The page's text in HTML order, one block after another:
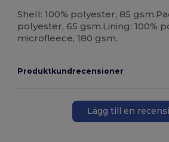
Shell: 100% polyester, 85
polyester, 65 gsm.Lining: 100%
microfleece, 180 gsm.
Produktkundrecensioner
Lägg till en